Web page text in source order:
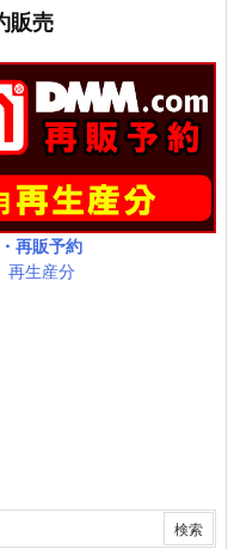
販売
再販予約
再生産分